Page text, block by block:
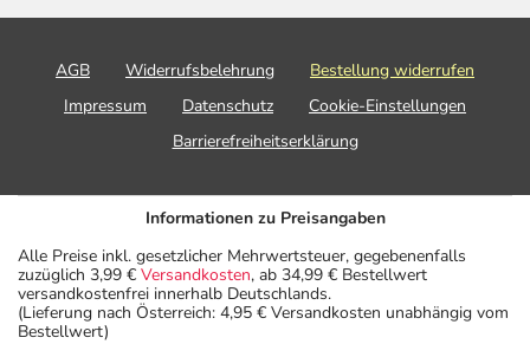
AGB Widerrufsbelehrung
Bestellung widerrufen
Impressum
Datenschutz
Cookie-Einstellungen
Barrierefreiheitserklärung
Informationen zu Preisangaben
Alle Preise inkl. gesetzlicher Mehrwertsteuer, gegebenenfalls
zuzüglich 3,99 € Versandkosten, ab 34,99 € Bestellwert
versandkostenfrei innerhalb Deutschlands.
(Lieferung nach Österreich: 4,95 € Versandkosten unabhängig vom
Bestellwert)